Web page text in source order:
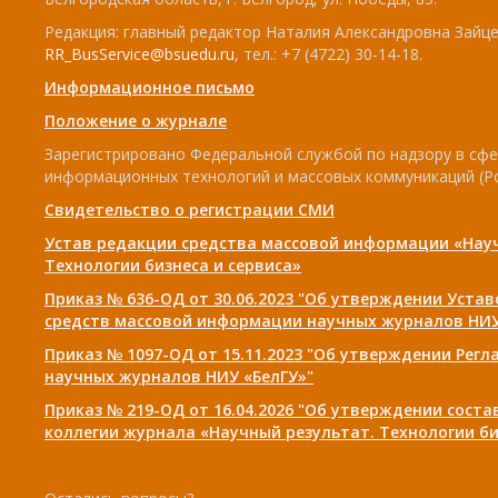
Редакция: главный редактор Наталия Александровна
RR_BusService@bsuedu.ru, тел.: +7 (4722) 30-14-18.
Информационное письмо
Положение о журнале
Зарегистрировано Федеральной службой по надзору в
информационных технологий и массовых коммуникаций
Свидетельство о регистрации СМИ
Устав редакции средства массовой информации
Технологии бизнеса и сервиса»
Приказ № 636-ОД от 30.06.2023 "Об утверждении
средств массовой информации научных журналов
Приказ № 1097-ОД от 15.11.2023 "Об утверждении
научных журналов НИУ «БелГУ»"
Приказ № 219-ОД от 16.04.2026 "Об утверждении
коллегии журнала «Научный результат. Технологии